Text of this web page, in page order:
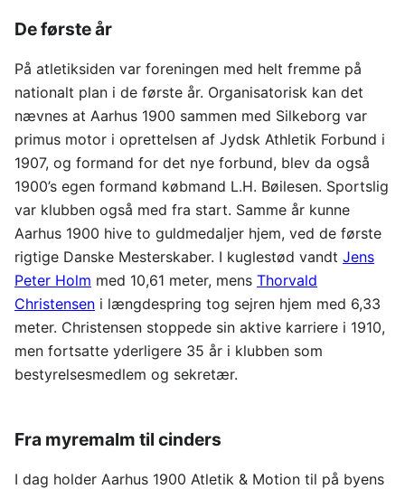
De første år
På atletiksiden var foreningen med helt fremme på
nationalt plan i de første år. Organisatorisk kan det
nævnes at Aarhus 1900 sammen med Silkeborg var
primus motor i oprettelsen af Jydsk Athletik Forbund i
1907, og formand for det nye forbund, blev da også
1900’s egen formand købmand L.H. Bøilesen. Sportslig
var klubben også med fra start. Samme år kunne
Aarhus 1900 hive to guldmedaljer hjem, ved de første
rigtige Danske Mesterskaber. I kuglestød vandt Jens
Peter Holm med 10,61 meter, mens Thorvald
Christensen i længdespring tog sejren hjem med 6,33
meter. Christensen stoppede sin aktive karriere i 1910,
men fortsatte yderligere 35 år i klubben som
bestyrelsesmedlem og sekretær.
Fra myremalm til cinders
I dag holder Aarhus 1900 Atletik & Motion til på byens